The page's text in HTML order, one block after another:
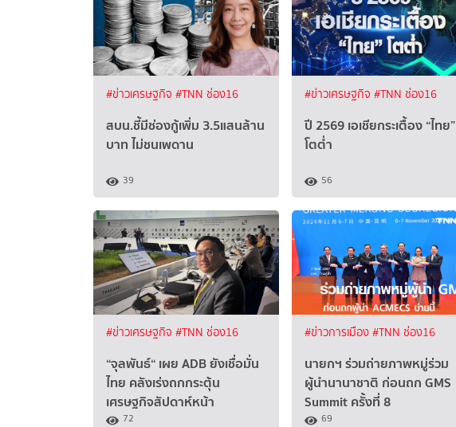
#ข่าวเศรษฐกิจ #TNN ช่อง16
สบน.ชี้มีช่องกู้เพิ่ม 3.5แสนล้าน
บาท ไม่ชนเพดาน
39
#ข่าวเศรษฐกิจ #TNN ช่อง16
ปี 2569 เอเชียกระเตื้อง “ไทย”
โตต่ำ
56
#ข่าวเศรษฐกิจ #TNN ช่อง16
“จุลพันธ์“ เผย ADB ยังเชื่อมั่น
ไทย คลังเร่งถกกระตุ้น
เศรษฐกิจสัปดาห์หน้า
72
#ข่าวการเมือง#TNN ช่อง16
นายกฯ ร่วมถ่ายภาพหมู่ร่วม
ผู้นำนานาชาติ ก่อนถก GMS
Summit ครั้งที่ 8
69